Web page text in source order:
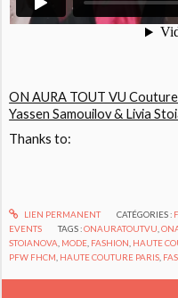
ON AURA TOUT VU
Yassen Samouilov & Livia
Thanks to:
LIEN PERMANENT CATÉGORIES :
EVENTS
TAGS :ONAURATOUTVU ,
STOIANOVA MODE FASHION HAUTE
PFW FHCM HAUTE COUTURE PARIS